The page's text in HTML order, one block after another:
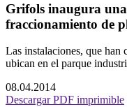
Grifols inaugura
fraccionamiento de
Las instalaciones, que han
ubican en el parque
08.04.2014
Descargar PDF imprimible